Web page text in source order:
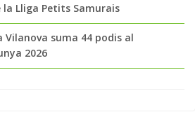
Lliga Petits Samurais
Vilanova suma 44 podis al
2026